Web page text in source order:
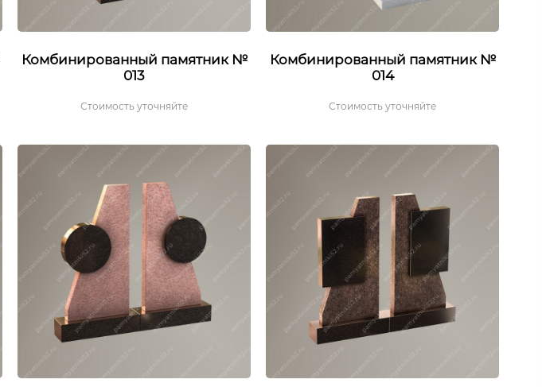
Комбинированный памятник №
013
Стоимость уточняйте
Комбинированный памятник №
014
Стоимость уточняйте